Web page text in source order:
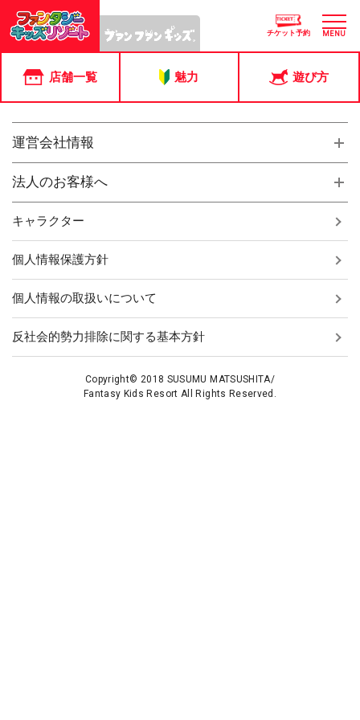
チケット予約 MENU
店舗一覧 魅力 遊び方
投稿ページ
運営会社情報
法人のお客様へ
キャラクター
個人情報保護方針
個人情報の取扱いについて
反社会的勢力排除に関する基本方針
Copyright© 2018 SUSUMU MATSUSHITA/
Fantasy Kids Resort All Rights Reserved.